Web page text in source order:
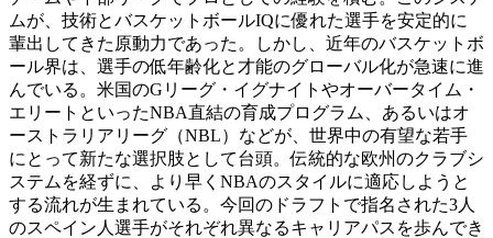
ムが、技術とバスケットボールIQに優れた選手を安定的に
輩出してきた原動力であった。しかし、近年のバスケットボ
ール界は、選手の低年齢化と才能のグローバル化が急速に進
んでいる。米国のGリーグ・イグナイトやオーバータイム・
エリートといったNBA直結の育成プログラム、あるいはオ
ーストラリアリーグ（NBL）などが、世界中の有望な若手
にとって新たな選択肢として台頭。伝統的な欧州のクラブシ
ステムを経ずに、より早くNBAのスタイルに適応しようと
する流れが生まれている。今回のドラフトで指名された3人
のスペイン人選手がそれぞれ異なるキャリアパスを歩んでき